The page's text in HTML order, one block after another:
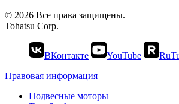
© 2026 Все права защищены.
Tohatsu Corp.
ВКонтакте YouTube
Правовая информация
Подвесные моторы